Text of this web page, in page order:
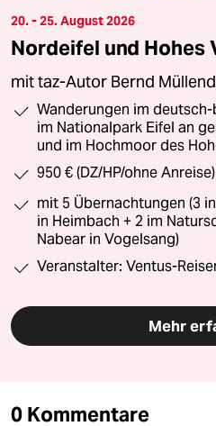
20. - 25. August 2026
Nordeifel und Hohes
mit taz-Autor Bernd
Wanderungen im
im Nationalpark Eifel an
und im Hochmoor des
950 € (DZ/HP/ohne Anreise)
mit 5 Übernachtungen (3
in Heimbach + 2 im
Nabear in Vogelsang)
Veranstalter: Ventus-
Mehr
0 Kommentare